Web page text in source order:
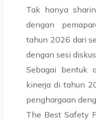
Tak hanya
dengan
tahun 2026 dari
dengan sesi
Sebagai bentuk
kinerja di tahun
penghargaan
The Best Safety